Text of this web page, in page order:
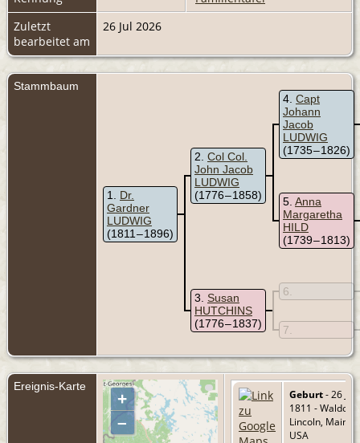
Zuletzt
bearbeitet am
26 Jul 2026
Stammbaum
1
Dr.
Gardner
LUDWIG
(1811 – 1896)
2 Col Col.
John Jacob
LUDWIG
(1776 – 1858)
4 Capt
Johann
Jacob
LUDWIG
(1735 – 1826)
5 Anna
Margaretha
HILD
(1739 – 1813)
3
Susan
HUTCHINS
(1776 – 1837)
6
7
Ereignis-Karte
+
–
Geburt- 26 Jun
1811 -
Lincoln, Maine,
USA